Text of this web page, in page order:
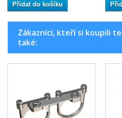
Přidat do košíku
Zákazníci, kteří si koupili
také: